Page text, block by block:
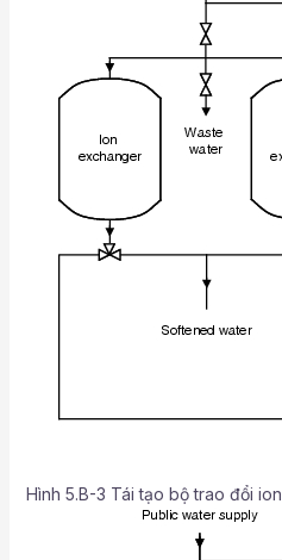
Hình 5.B-3 Tái tạo bộ trao đổi ion